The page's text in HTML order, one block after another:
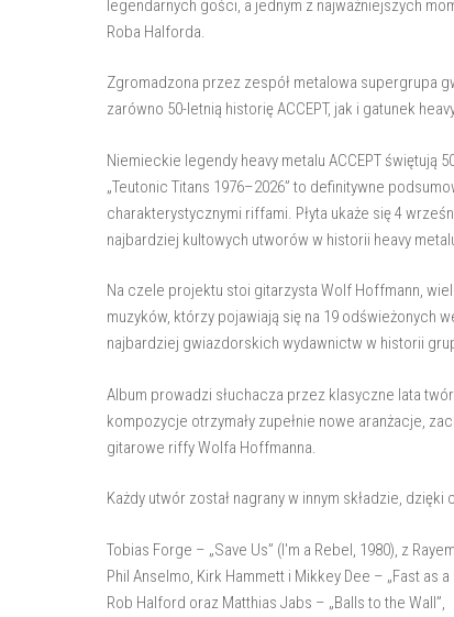
legendarnych gości, a jednym z najważniejszych
Roba Halforda.
Zgromadzona przez zespół metalowa supergrupa
zarówno 50-letnią historię ACCEPT, jak i gatunek
Niemieckie legendy heavy metalu ACCEPT świętują
„Teutonic Titans 1976–2026” to definitywne
charakterystycznymi riffami. Płyta ukaże się 4
najbardziej kultowych utworów w historii heavy
Na czele projektu stoi gitarzysta Wolf Hoffmann,
muzyków, którzy pojawiają się na 19 odświeżonych
najbardziej gwiazdorskich wydawnictw w historii
Album prowadzi słuchacza przez klasyczne lata
kompozycje otrzymały zupełnie nowe aranżacje,
gitarowe riffy Wolfa Hoffmanna.
Każdy utwór został nagrany w innym składzie,
Tobias Forge – „Save Us” (I'm a Rebel, 1980), z
Phil Anselmo, Kirk Hammett i Mikkey Dee – „Fast as
Rob Halford oraz Matthias Jabs – „Balls to the Wall”,